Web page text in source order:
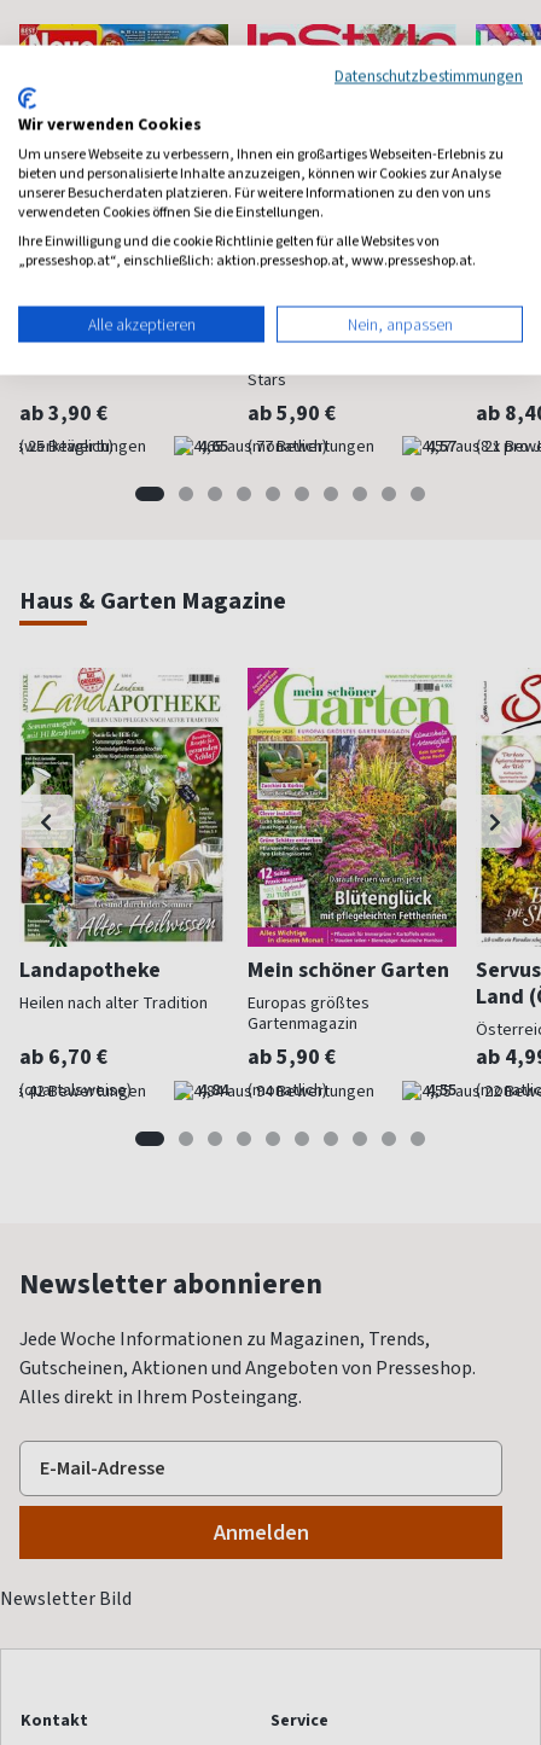
Neue Post
ab 3,90 €
(werktäglich) 4,65
Stars
ab 5,90 €
(monatlich) 4,57
ab
(8 x pro
Haus & Garten Magazine
Landapotheke
Heilen nach alter Tradition
ab 6,70 €
(quartalsweise) 4,84
Mein schöner Garten
Europas größtes
Gartenmagazin
ab 5,90 €
(monatlich) 4,55
Land
ab
Newsletter abonnieren
Jede Woche Informationen zu Magazinen, Trends,
Gutscheinen, Aktionen und Angeboten von Presseshop.
Alles direkt in Ihrem Posteingang.
Kontakt
Service
Datenschutzbestimmungen
Wir verwenden Cookies
Um unsere Webseite zu verbessern, Ihnen ein großartiges Webseiten-Erlebnis zu
bieten und personalisierte Inhalte anzuzeigen, können wir Cookies zur Analyse
unserer Besucherdaten platzieren. Für weitere Informationen zu den von uns
verwendeten Cookies öffnen Sie die Einstellungen.
Ihre Einwilligung und die cookie Richtlinie gelten für alle Websites von
„presseshop.at“, einschließlich: aktion.presseshop.at, www.presseshop.at.
Alle akzeptieren Nein, anpassen